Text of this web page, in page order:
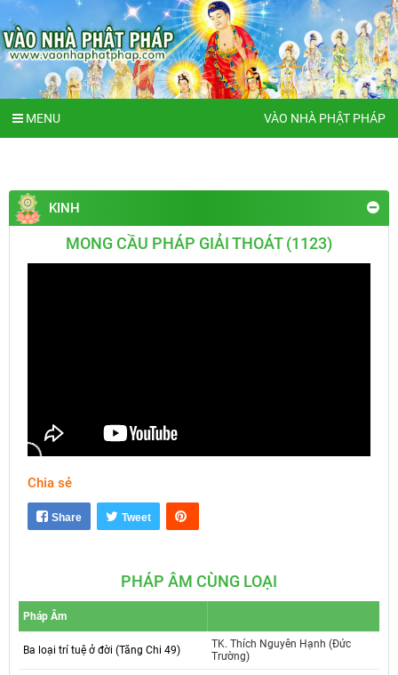
MENU VÀO NHÀ PHẬT PHÁP
KINH
MONG CẦU PHÁP GIẢI THOÁT (1123)
Chia sẻ
Share Tweet
PHÁP ÂM CÙNG LOẠI
Pháp Âm
Ba loại trí tuệ ở đời (Tăng Chi 49)
TK. Thích Nguyên Hạnh (Đức
Trường)